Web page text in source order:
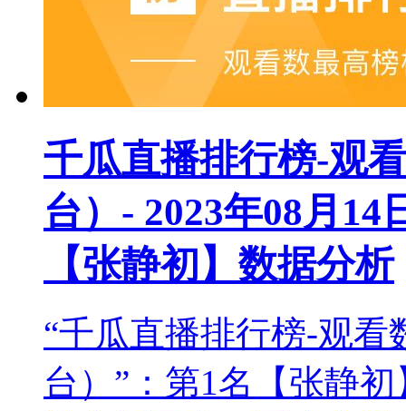
千瓜直播排行榜-观
台）- 2023年08月14
【张静初】数据分析
“千瓜直播排行榜-观
台）”：第1名【张静